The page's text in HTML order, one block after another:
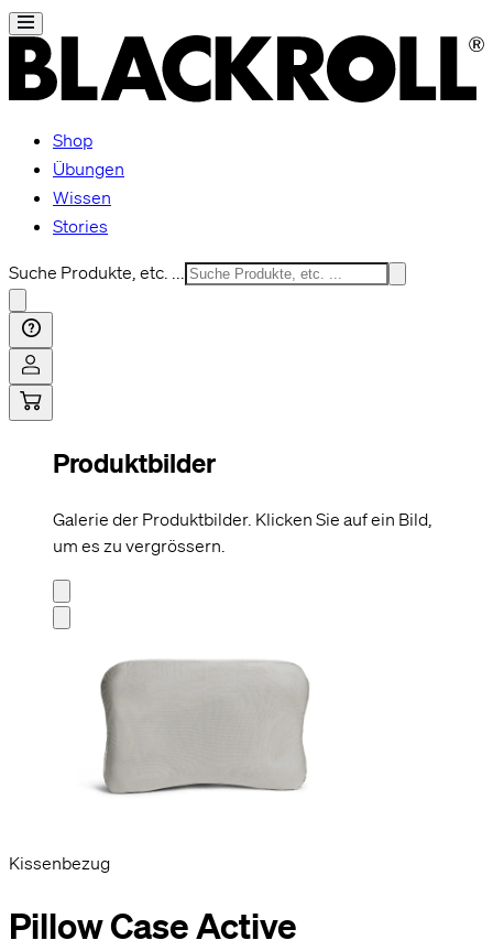
Shop
Übungen
Wissen
Stories
Suche Produkte, etc. ...
Produktbilder
Galerie der Produktbilder. Klicken Sie auf ein Bild,
um es zu vergrössern.
Kissenbezug
Pillow Case Active